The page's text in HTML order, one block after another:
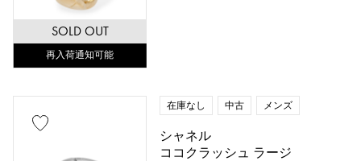
SOLD OUT
再入荷通知可能
在庫なし 中古 メンズ
シャネル
ココクラッシュ ラージ